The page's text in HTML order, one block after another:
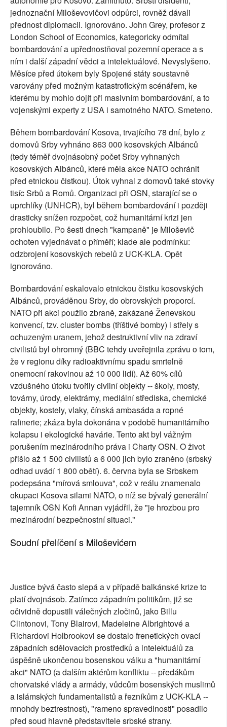
jednoznační Miloševovičovi odpůrci, rovněž dávali
přednost diplomacii. Ignorováno. John Grey, profesor z
London School of Economics, kategoricky odmítal
bombardování a upřednostňoval pozemní operace a s
ním i další západní vědci a intelektuálové. Nevyslyšeno.
Měsíce před útokem byly Spojené státy soustavně
varovány před možným katastrofickým scénářem, ke
kterému by mohlo dojít při masivním bombardování, a to
vojenskými experty z USA i samotného NATO. Smeteno.
Během bombardování Kosova, trvajícího 78 dní, bylo z
domovů Srby vyhnáno 863 000 kosovských Albánců
(tedy téměř dvojnásobný počet Srby vyhnaných
kosovských Albánců, které měla akce NATO ochránit
před etnickou čistkou). Útok vyhnal z domovů také stovky
tisíc Srbů a Romů. Organizaci při OSN, starající se o
uprchlíky (UNHCR), byl během bombardování i později
drasticky snížen rozpočet, což humanitární krizi jen
prohloubilo. Po šesti dnech "kampaně" je Miloševič
ochoten vyjednávat o příměří; klade ale podmínku:
odzbrojení kosovských rebelů z UCK-KLA. Opět
ignorováno.
Bombardování eskalovalo etnickou čistku kosovských
Albánců, prováděnou Srby, do obrovských proporcí.
NATO při akci použilo zbraně, zakázané Ženevskou
konvencí, tzv. cluster bombs (tříštivé bomby) i střely s
ochuzeným uranem, jehož destruktivní vliv na zdraví
civilistů byl ohromný (BBC tehdy uveřejnila zprávu o tom,
že v regionu díky radioaktivnímu spadu smrtelně
onemocní rakovinou až 10 000 lidí). Až 60% cílů
vzdušného útoku tvořily civilní objekty -- školy, mosty,
továrny, úrody, elektrárny, mediální střediska, chemické
objekty, kostely, vlaky, čínská ambasáda a ropné
rafinerie; zkáza byla dokonána v podobě humanitárního
kolapsu i ekologické havárie. Tento akt byl vážným
porušením mezinárodního práva i Charty OSN. O život
přišlo až 1 500 civilistů a 6 000 jich bylo zraněno (srbský
odhad uvádí 1 800 obětí). 6. června byla se Srbskem
podepsána "mírová smlouva", což v reálu znamenalo
okupaci Kosova silami NATO, o níž se bývalý generální
tajemník OSN Kofi Annan vyjádřil, že "je hrozbou pro
mezinárodní bezpečnostní situaci."
Soudní přelíčení s Miloševićem
Justice bývá často slepá a v případě balkánské krize to
platí dvojnásob. Zatímco západním politikům, již se
očividně dopustili válečných zločinů, jako Billu
Clintonovi, Tony Blairovi, Madeleine Albrightové a
Richardovi Holbrookovi se dostalo frenetických ovací
západních sdělovacích prostředků a intelektuálů za
úspěšně ukončenou bosenskou válku a "humanitární
akci" NATO (a dalším aktérům konfliktu -- předákům
chorvatské vlády a armády, vůdcům bosenských muslimů
a islámských fundamentalistů a řezníkům z UCK-KLA --
mnohdy beztrestnost), "rameno spravedlnosti" posadilo
před soud hlavně představitele srbské strany.